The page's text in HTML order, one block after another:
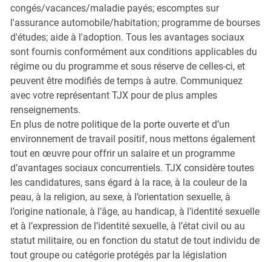
congés/vacances/maladie payés; escomptes sur
l'assurance automobile/habitation; programme de bourses
d'études; aide à l'adoption. Tous les avantages sociaux
sont fournis conformément aux conditions applicables du
régime ou du programme et sous réserve de celles-ci, et
peuvent être modifiés de temps à autre. Communiquez
avec votre représentant TJX pour de plus amples
renseignements.
En plus de notre politique de la porte ouverte et d’un
environnement de travail positif, nous mettons également
tout en œuvre pour offrir un salaire et un programme
d’avantages sociaux concurrentiels. TJX considère toutes
les candidatures, sans égard à la race, à la couleur de la
peau, à la religion, au sexe, à l’orientation sexuelle, à
l’origine nationale, à l’âge, au handicap, à l’identité sexuelle
et à l’expression de l’identité sexuelle, à l’état civil ou au
statut militaire, ou en fonction du statut de tout individu de
tout groupe ou catégorie protégés par la législation